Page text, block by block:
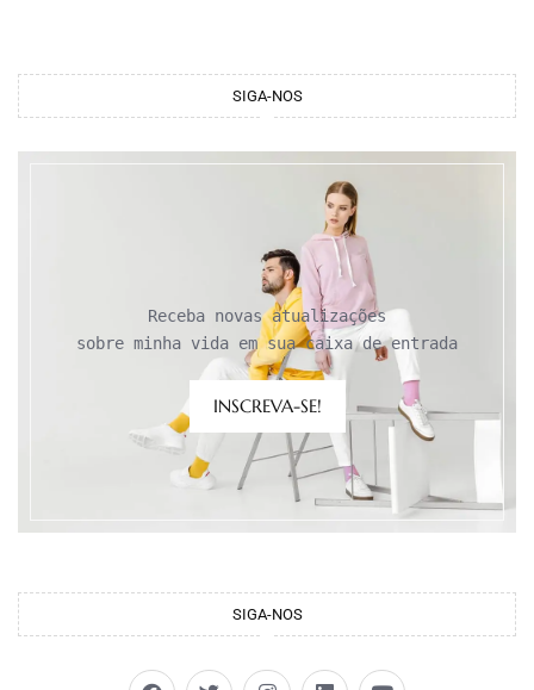
SIGA-NOS
Receba novas atualizações
sobre minha vida em sua caixa de entrada
INSCREVA-SE!
SIGA-NOS